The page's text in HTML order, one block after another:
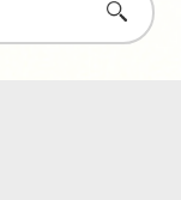
さがす